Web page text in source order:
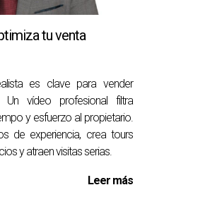
tu
Si tienes dudas o
tu venta
es clave para vender
Un vídeo profesional filtra
y esfuerzo al propietario.
de experiencia, crea tours
y atraen visitas serias.
Leer más